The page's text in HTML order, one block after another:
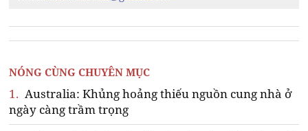
NÓNG CÙNG CHUYÊN MỤC
1. Australia: Khủng hoảng thiếu nguồn cung nhà ở
ngày càng trầm trọng